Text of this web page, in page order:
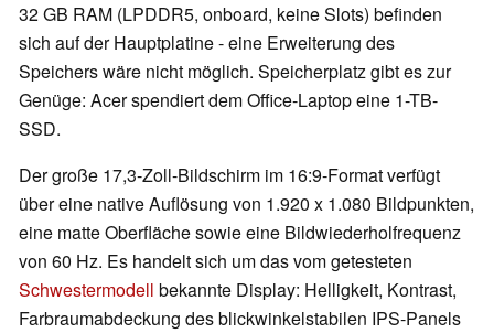
32 GB RAM (LPDDR5, onboard, keine Slots) befinden
sich auf der Hauptplatine - eine Erweiterung des
Speichers wäre nicht möglich. Speicherplatz gibt es zur
Genüge: Acer spendiert dem Office-Laptop eine 1-TB-
SSD.
Der große 17,3-Zoll-Bildschirm im 16:9-Format verfügt
über eine native Auflösung von 1.920 x 1.080 Bildpunkten,
eine matte Oberfläche sowie eine Bildwiederholfrequenz
von 60 Hz. Es handelt sich um das vom getesteten
Schwestermodell bekannte Display: Helligkeit, Kontrast,
Farbraumabdeckung des blickwinkelstabilen IPS-Panels